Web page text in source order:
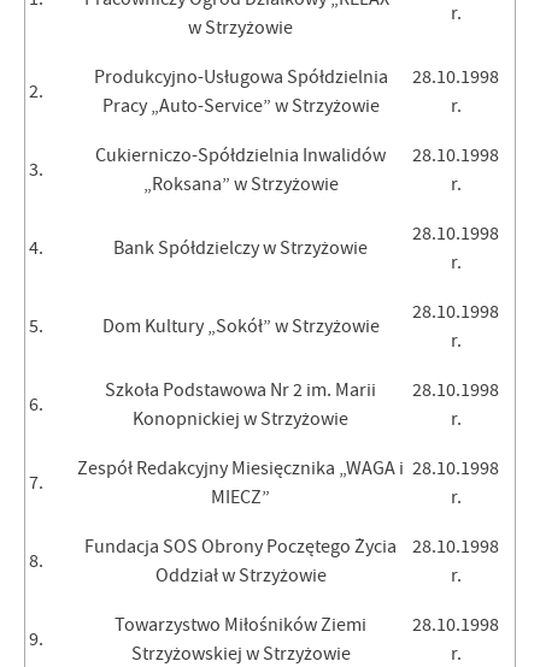
w Strzyżowie
r.
2.
Produkcyjno-Usługowa Spółdzielnia
Pracy „Auto-Service” w Strzyżowie
28.10.1998
r.
3.
Cukierniczo-Spółdzielnia Inwalidów
„Roksana” w Strzyżowie
28.10.1998
r.
4. Bank Spółdzielczy w Strzyżowie
28.10.1998
r.
5. Dom Kultury „Sokół” w Strzyżowie
28.10.1998
r.
6.
Szkoła Podstawowa Nr 2 im. Marii
Konopnickiej w Strzyżowie
28.10.1998
r.
7.
Zespół Redakcyjny Miesięcznika „WAGA i
MIECZ”
28.10.1998
r.
8.
Fundacja SOS Obrony Poczętego Życia
Oddział w Strzyżowie
28.10.1998
r.
9.
Towarzystwo Miłośników Ziemi
Strzyżowskiej w Strzyżowie
28.10.1998
r.
firm będących naszymi partnerami oraz innych dostawców usług.
treści w postaci wiadomości, ofert, komunikatów mediów
społecznościowych.